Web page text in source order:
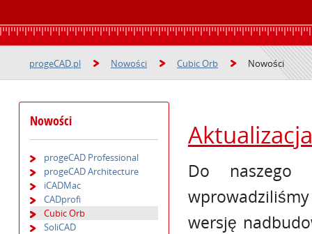
progeCAD.pl Nowości Cubic Orb Nowości
Do naszego
wersję
Nowości
progeCAD Professional
progeCAD Architecture
iCADMac
CADprofi
Cubic Orb
SoliCAD